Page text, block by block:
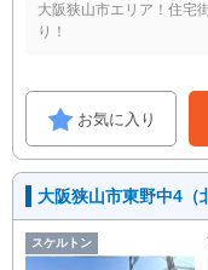
大阪狭山市エリア！住宅
り！
お気に入り
大阪狭山市東野中4（
スケルトン